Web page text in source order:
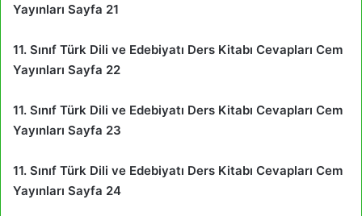
Yayınları Sayfa 21
11. Sınıf Türk Dili ve Edebiyatı Ders Kitabı Cevapları Cem
Yayınları Sayfa 22
11. Sınıf Türk Dili ve Edebiyatı Ders Kitabı Cevapları Cem
Yayınları Sayfa 23
11. Sınıf Türk Dili ve Edebiyatı Ders Kitabı Cevapları Cem
Yayınları Sayfa 24